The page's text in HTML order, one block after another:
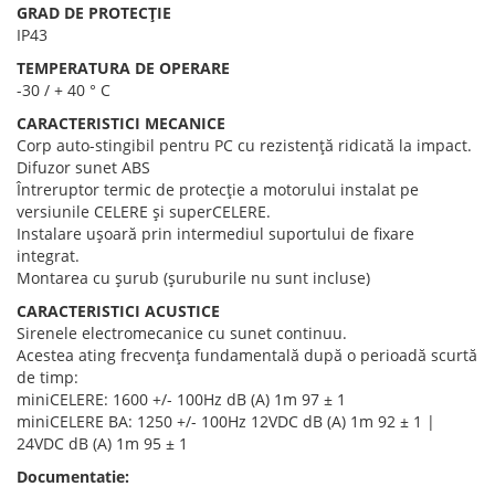
GRAD DE PROTECȚIE
IP43
TEMPERATURA DE OPERARE
-30 / + 40 ° C
CARACTERISTICI MECANICE
Corp auto-stingibil pentru PC cu rezistență ridicată la impact.
Difuzor sunet ABS
Întreruptor termic de protecție a motorului instalat pe
versiunile CELERE și superCELERE.
Instalare ușoară prin intermediul suportului de fixare
integrat.
Montarea cu șurub (șuruburile nu sunt incluse)
CARACTERISTICI ACUSTICE
Sirenele electromecanice cu sunet continuu.
Acestea ating frecvența fundamentală după o perioadă scurtă
de timp:
miniCELERE: 1600 +/- 100Hz dB (A) 1m 97 ± 1
miniCELERE BA: 1250 +/- 100Hz 12VDC dB (A) 1m 92 ± 1 |
24VDC dB (A) 1m 95 ± 1
Documentatie: